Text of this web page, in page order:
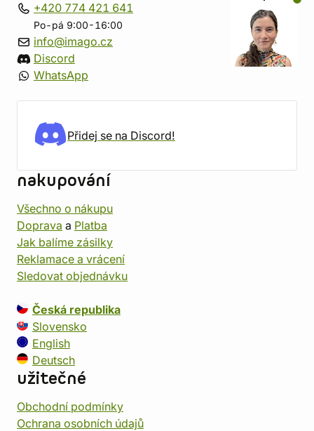
+420 774 421 641
Po-pá 9:00-16:00
info@imago.cz
Discord
WhatsApp
Přidej se na Discord!
nakupování
Všechno o nákupu
Doprava a Platba
Jak balíme zásilky
Reklamace a vrácení
Sledovat objednávku
Česká republika
Slovensko
English
Deutsch
užitečné
Obchodní podmínky
Ochrana osobních údajů